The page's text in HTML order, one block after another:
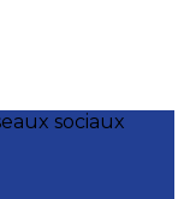
sociaux